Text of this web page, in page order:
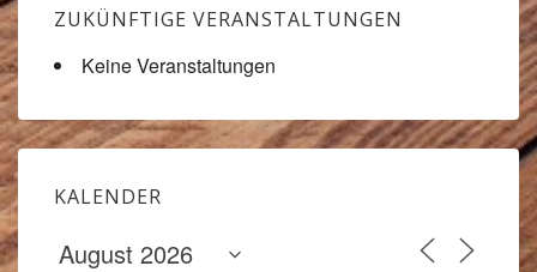
ZUKÜNFTIGE VERANSTALTUNGEN
Keine Veranstaltungen
KALENDER